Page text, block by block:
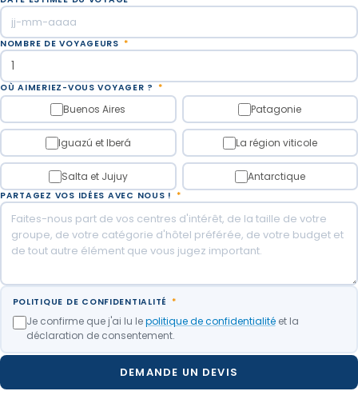
NOMBRE DE VOYAGEURS *
OÙ AIMERIEZ-VOUS VOYAGER ? *
Buenos Aires Patagonie
Iguazú et Iberá La région viticole
Salta et Jujuy Antarctique
PARTAGEZ VOS IDÉES AVEC NOUS ! *
POLITIQUE DE CONFIDENTIALITÉ *
Je confirme que j'ai lu lepolitique de confidentialitéet la
déclaration de consentement.
DEMANDE UN DEVIS